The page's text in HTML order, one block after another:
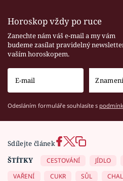
Horoskop vždy po ruce
Zanechte nám váš e-mail a my vám
budeme zasílat pravidelný
vaším horoskopem.
Odesláním formuláře souhlasíte s
Sdílejte článek
ŠTÍTKY
CESTOVÁNÍ JÍDLO
VAŘENÍ
CUKR SŮL